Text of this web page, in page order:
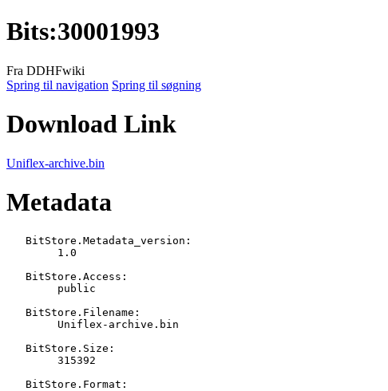
Bits:30001993
Fra DDHFwiki
Spring til navigation Spring til søgning
Download Link
Uniflex-archive.bin
Metadata
   BitStore.Metadata_version:
   BitStore.Access:
   BitStore.Filename:
   BitStore.Size:
   BitStore.Format: